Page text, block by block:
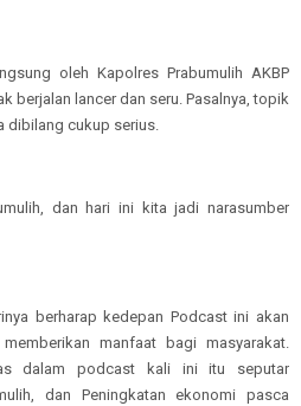
oleh Kapolres Prabumulih AKBP
berjalan lancer dan seru. Pasalnya, topik
dibilang cukup serius.
dan hari ini kita jadi narasumber
berharap kedepan Podcast ini akan
manfaat bagi masyarakat.
dalam podcast kali ini itu seputar
dan Peningkatan ekonomi pasca